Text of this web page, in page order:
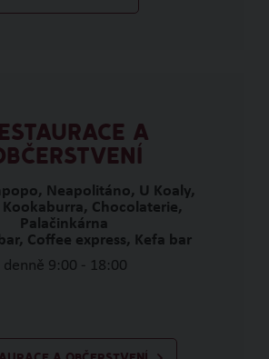
A
Neapolitáno, U Koaly,
Kookaburra, Chocolaterie,
Palačinkárna
Coffee express, Kefa bar
denně 9:00 - 18:00